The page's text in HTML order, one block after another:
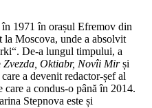
1971 în orașul Efremov din
la Moscova, unde a absolvit
De-a lungul timpului, a
Zvezda, Oktiabr, Novîi Mirși
a devenit redactor-șef al
care a condus-o până în 2014.
Stepnova este și